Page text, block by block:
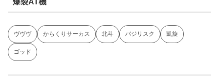
爆裂AT機
ヴヴヴ からくりサーカス 北斗 バジリスク 凱旋
ゴッド